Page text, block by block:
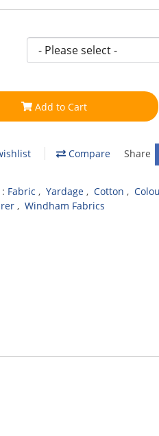
Add to Cart
Compare Share
Fabric , Yardage , Cotton ,
, Windham Fabrics